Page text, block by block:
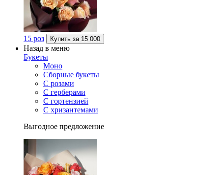
15 роз Купить за 15 000
Назад в меню
Букеты
Моно
Сборные букеты
С розами
С герберами
С гортензией
С хризантемами
Выгодное предложение